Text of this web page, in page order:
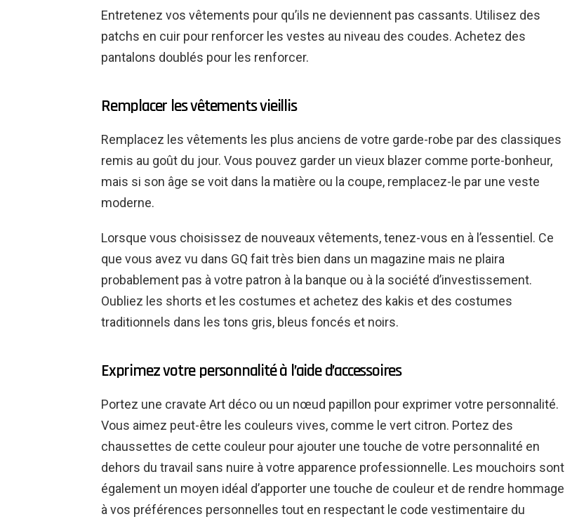
Entretenez vos vêtements pour qu’ils ne deviennent pas cassants. Utilisez des
patchs en cuir pour renforcer les vestes au niveau des coudes. Achetez des
pantalons doublés pour les renforcer.
Remplacer les vêtements vieillis
Remplacez les vêtements les plus anciens de votre garde-robe par des classiques
remis au goût du jour. Vous pouvez garder un vieux blazer comme porte-bonheur,
mais si son âge se voit dans la matière ou la coupe, remplacez-le par une veste
moderne.
Lorsque vous choisissez de nouveaux vêtements, tenez-vous en à l’essentiel. Ce
que vous avez vu dans GQ fait très bien dans un magazine mais ne plaira
probablement pas à votre patron à la banque ou à la société d’investissement.
Oubliez les shorts et les costumes et achetez des kakis et des costumes
traditionnels dans les tons gris, bleus foncés et noirs.
Exprimez votre personnalité à l’aide d’accessoires
Portez une cravate Art déco ou un nœud papillon pour exprimer votre personnalité.
Vous aimez peut-être les couleurs vives, comme le vert citron. Portez des
chaussettes de cette couleur pour ajouter une touche de votre personnalité en
dehors du travail sans nuire à votre apparence professionnelle. Les mouchoirs sont
également un moyen idéal d’apporter une touche de couleur et de rendre hommage
à vos préférences personnelles tout en respectant le code vestimentaire du